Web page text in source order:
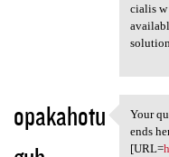
cialis w
opakahotu Your
Your
ends
[URL=